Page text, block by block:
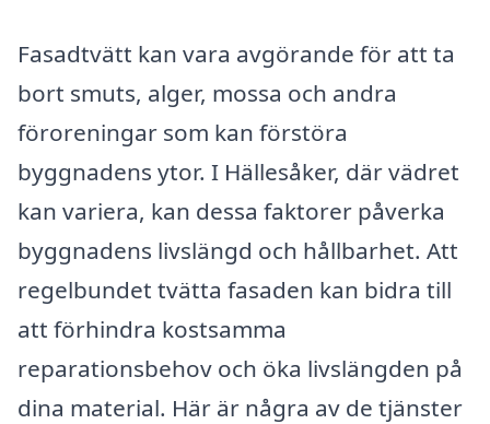
Fasadtvätt kan vara avgörande för att ta
bort smuts, alger, mossa och andra
föroreningar som kan förstöra
byggnadens ytor. I Hällesåker, där vädret
kan variera, kan dessa faktorer påverka
byggnadens livslängd och hållbarhet. Att
regelbundet tvätta fasaden kan bidra till
att förhindra kostsamma
reparationsbehov och öka livslängden på
dina material. Här är några av de tjänster